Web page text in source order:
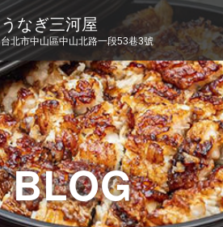
うなぎ三河屋
台北市中山區中山北路一段53巷3號
BLOG